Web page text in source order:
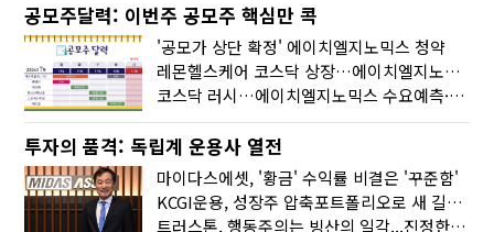
공모주달력: 이번주 공모주 핵심만 콕
'공모가 상단 확정' 에이치엘지노믹스 청약
레몬헬스케어 코스닥 상장…에이치엘지노믹스 수요예측
코스닥 러시…에이치엘지노믹스 수요예측·레메디 청약
투자의 품격: 독립계 운용사 열전
마이다스에셋, '황금' 수익률 비결은 '꾸준함'
KCGI운용, 성장주 압축포트폴리오로 새 길을 그리다
트러스톤, 행동주의는 빙산의 일각...진정한 힘은 '주식형 강자'